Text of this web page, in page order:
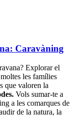
Caravàning
Explorar el
les famílies
que valoren la
Vols sumar-te a
a les comarques de
de la natura, la